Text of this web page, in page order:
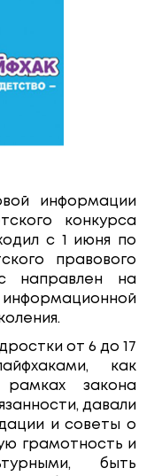
информации
конкурса
с 1 июня по
правового
направлен на
от 6 до 17
как
закона
давали
и советы о
грамотность и
быть